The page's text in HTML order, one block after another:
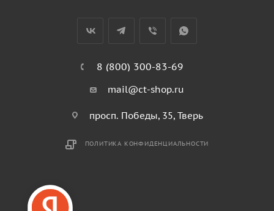
8 (800) 300-83-69
mail@ct-shop.ru
просп. Победы, 35, Тверь
ПОЛИТИКА КОНФИДЕНЦИАЛЬНОСТИ